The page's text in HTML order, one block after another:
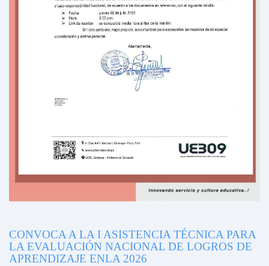
CONVOCA A LA I ASISTENCIA TÉCNICA PARA
LA EVALUACIÓN NACIONAL DE LOGROS DE
APRENDIZAJE ENLA 2026